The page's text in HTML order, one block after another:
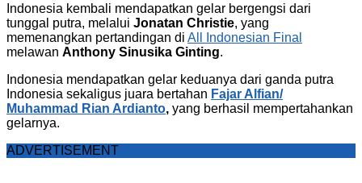
Indonesia kembali mendapatkan gelar bergengsi dari
tunggal putra, melalui Jonatan Christie, yang
memenangkan pertandingan di All Indonesian Final
melawan Anthony Sinusika Ginting.
Indonesia mendapatkan gelar keduanya dari ganda putra
Indonesia sekaligus juara bertahan Fajar Alfian/
Muhammad Rian Ardianto, yang berhasil mempertahankan
gelarnya.
ADVERTISEMENT